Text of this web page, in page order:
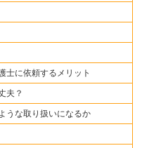
士に依頼するメリット
夫？
うな取り扱いになるか